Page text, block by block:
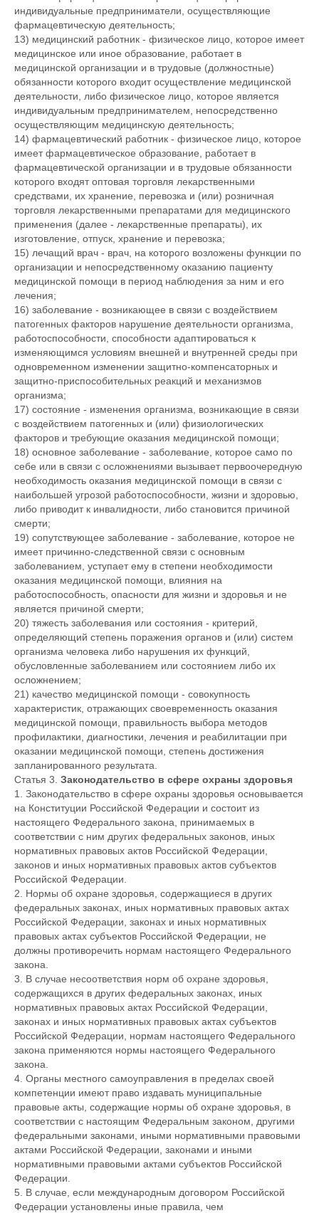
индивидуальные предприниматели, осуществляющие
фармацевтическую деятельность;
13) медицинский работник - физическое лицо, которое имеет
медицинское или иное образование, работает в
медицинской организации и в трудовые (должностные)
обязанности которого входит осуществление медицинской
деятельности, либо физическое лицо, которое является
индивидуальным предпринимателем, непосредственно
осуществляющим медицинскую деятельность;
14) фармацевтический работник - физическое лицо, которое
имеет фармацевтическое образование, работает в
фармацевтической организации и в трудовые обязанности
которого входят оптовая торговля лекарственными
средствами, их хранение, перевозка и (или) розничная
торговля лекарственными препаратами для медицинского
применения (далее - лекарственные препараты), их
изготовление, отпуск, хранение и перевозка;
15) лечащий врач - врач, на которого возложены функции по
организации и непосредственному оказанию пациенту
медицинской помощи в период наблюдения за ним и его
лечения;
16) заболевание - возникающее в связи с воздействием
патогенных факторов нарушение деятельности организма,
работоспособности, способности адаптироваться к
изменяющимся условиям внешней и внутренней среды при
одновременном изменении защитно-компенсаторных и
защитно-приспособительных реакций и механизмов
организма;
17) состояние - изменения организма, возникающие в связи
с воздействием патогенных и (или) физиологических
факторов и требующие оказания медицинской помощи;
18) основное заболевание - заболевание, которое само по
себе или в связи с осложнениями вызывает первоочередную
необходимость оказания медицинской помощи в связи с
наибольшей угрозой работоспособности, жизни и здоровью,
либо приводит к инвалидности, либо становится причиной
смерти;
19) сопутствующее заболевание - заболевание, которое не
имеет причинно-следственной связи с основным
заболеванием, уступает ему в степени необходимости
оказания медицинской помощи, влияния на
работоспособность, опасности для жизни и здоровья и не
является причиной смерти;
20) тяжесть заболевания или состояния - критерий,
определяющий степень поражения органов и (или) систем
организма человека либо нарушения их функций,
обусловленные заболеванием или состоянием либо их
осложнением;
21) качество медицинской помощи - совокупность
характеристик, отражающих своевременность оказания
медицинской помощи, правильность выбора методов
профилактики, диагностики, лечения и реабилитации при
оказании медицинской помощи, степень достижения
запланированного результата.
Статья 3. Законодательство в сфере охраны здоровья
1. Законодательство в сфере охраны здоровья основывается
на Конституции Российской Федерации и состоит из
настоящего Федерального закона, принимаемых в
соответствии с ним других федеральных законов, иных
нормативных правовых актов Российской Федерации,
законов и иных нормативных правовых актов субъектов
Российской Федерации.
2. Нормы об охране здоровья, содержащиеся в других
федеральных законах, иных нормативных правовых актах
Российской Федерации, законах и иных нормативных
правовых актах субъектов Российской Федерации, не
должны противоречить нормам настоящего Федерального
закона.
3. В случае несоответствия норм об охране здоровья,
содержащихся в других федеральных законах, иных
нормативных правовых актах Российской Федерации,
законах и иных нормативных правовых актах субъектов
Российской Федерации, нормам настоящего Федерального
закона применяются нормы настоящего Федерального
закона.
4. Органы местного самоуправления в пределах своей
компетенции имеют право издавать муниципальные
правовые акты, содержащие нормы об охране здоровья, в
соответствии с настоящим Федеральным законом, другими
федеральными законами, иными нормативными правовыми
актами Российской Федерации, законами и иными
нормативными правовыми актами субъектов Российской
Федерации.
5. В случае, если международным договором Российской
Федерации установлены иные правила, чем